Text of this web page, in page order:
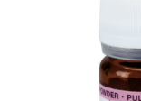
Remember me